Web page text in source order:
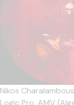
Nikos Charalambous
Logic Pro, AMV